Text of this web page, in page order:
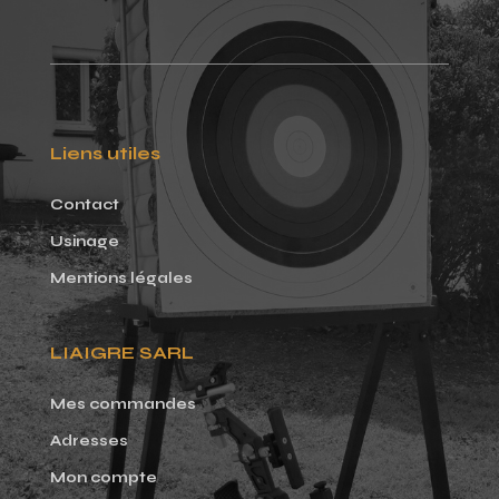
Liens utiles
Contact
Usinage
Mentions légales
LIAIGRE SARL
Mes commandes
Adresses
Mon compte